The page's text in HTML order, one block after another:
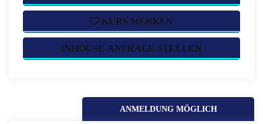
KURS MERKEN
INHOUSE-ANFRAGE STELLEN
ANMELDUNG MÖGLICH